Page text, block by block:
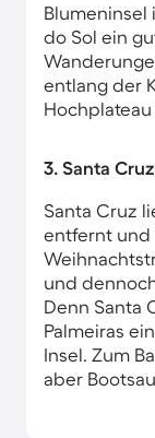
Blumeninsel
do Sol ein
entlang der
Hochplateau
3. Santa Cruz
Santa Cruz
entfernt und
und
Denn Santa
Palmeiras
Insel. Zum
aber